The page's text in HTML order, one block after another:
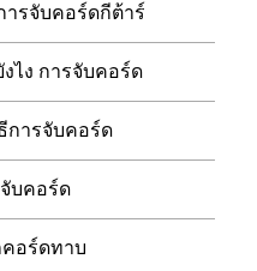
ารจับคอร์ดกีต้าร์
ไง การจับคอร์ด
การจับคอร์ด
บคอร์ด
คอร์ดทาบ